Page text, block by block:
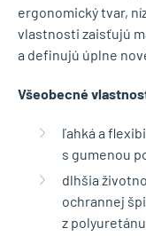
ergonomický tvar,
vlastnosti zaisťujú
a definujú úplne
Všeobecné
ľahká a
s gumenou
dlhšia
ochrannej
z polyuretánu